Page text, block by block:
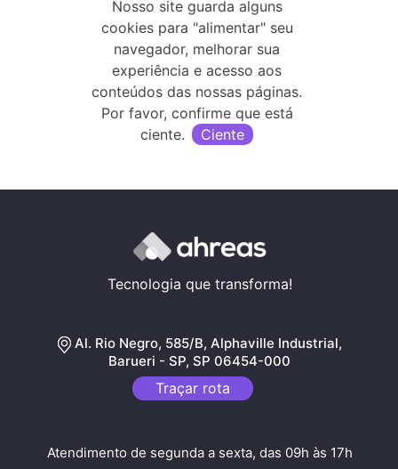
Nosso site guarda alguns
cookies para "alimentar" seu
navegador, melhorar sua
experiência e acesso aos
conteúdos das nossas páginas.
Por favor, confirme que está
ciente.
Ciente
The event is finished.
Tecnologia que transforma!
Al. Rio Negro, 585/B, Alphaville Industrial,
Barueri - SP, SP 06454-000
Traçar rota
Atendimento de segunda a sexta, das 09h às 17h